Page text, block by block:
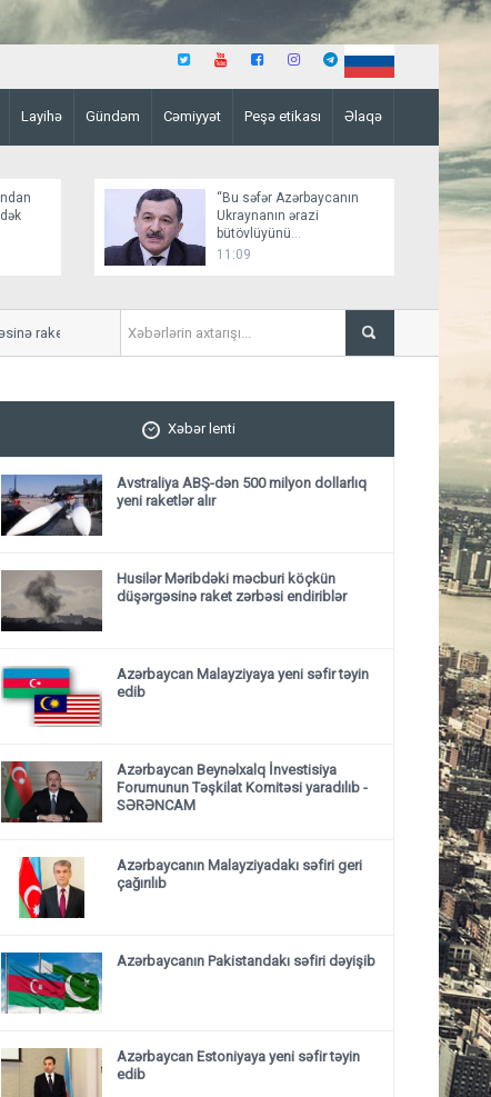
Layihə Gündəm Cəmiyyət Peşə etikası Əlaqə
“Bu səfər Azərbaycanın
Ukraynanın ərazi
bütövlüyünü
dəstəkləməsinə növbəti
11:09
raket zərbəsi endiriblər Azərbaycan Malayziyaya
Xəbər lenti
Avstraliya ABŞ-dən 500 milyon dollarlıq
yeni raketlər alır
Husilər Məribdəki məcburi köçkün
düşərgəsinə raket zərbəsi endiriblər
Azərbaycan Malayziyaya yeni səfir təyin
edib
Azərbaycan Beynəlxalq İnvestisiya
Forumunun Təşkilat Komitəsi yaradılıb -
SƏRƏNCAM
Azərbaycanın Malayziyadakı səfiri geri
çağırılıb
Azərbaycanın Pakistandakı səfiri dəyişib
Azərbaycan Estoniyaya yeni səfir təyin
edib